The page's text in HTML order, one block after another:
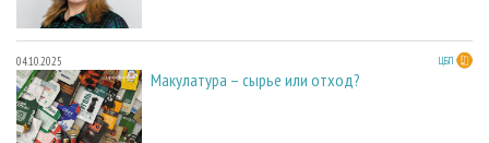
04.10.2025 ЦБП
Макулатура – сырье или отход?